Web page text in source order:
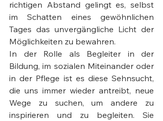
richtigen Abstand gelingt es, selbst
im Schatten eines gewöhnlichen
Tages das unvergängliche Licht der
Möglichkeiten zu bewahren.
In der Rolle als Begleiter in der
Bildung, im sozialen Miteinander oder
in der Pflege ist es diese Sehnsucht,
die uns immer wieder antreibt, neue
Wege zu suchen, um andere zu
inspirieren und zu begleiten. Sie